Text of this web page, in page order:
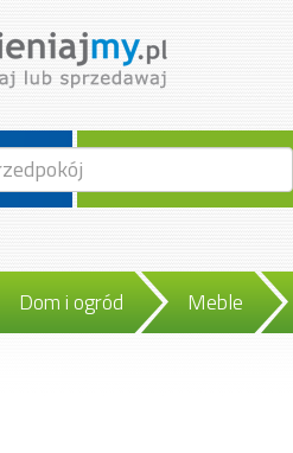
Dom i ogród Meble